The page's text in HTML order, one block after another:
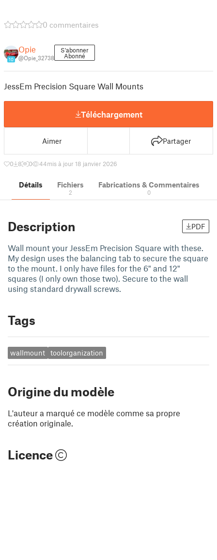
0 commentaires
10
Opie
@Opie_32738
S'abonner
Abonné
JessEm Precision Square Wall Mounts
Téléchargement
Aimer Partager
0 8 0 44mis à jour 18 janvier 2026
Détails Fichiers
2
Fabrications & Commentaires
0
Description PDF
Wall mount your JessEm Precision Square with these.
My design uses the balancing tab to secure the square
to the mount. I only have files for the 6" and 12"
squares (I only own those two). Secure to the wall
using standard drywall screws.
Tags
wallmount toolorganization
Origine du modèle
L'auteur a marqué ce modèle comme sa propre
création originale.
Licence